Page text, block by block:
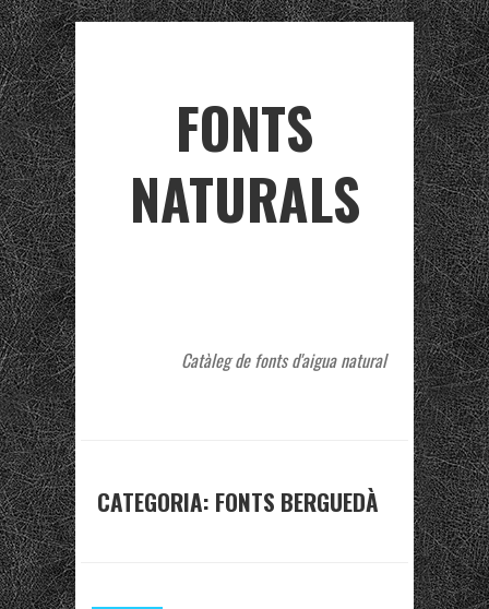
FONTS
NATURALS
Catàleg de fonts d'aigua natural
CATEGORIA: FONTS BERGUEDÀ